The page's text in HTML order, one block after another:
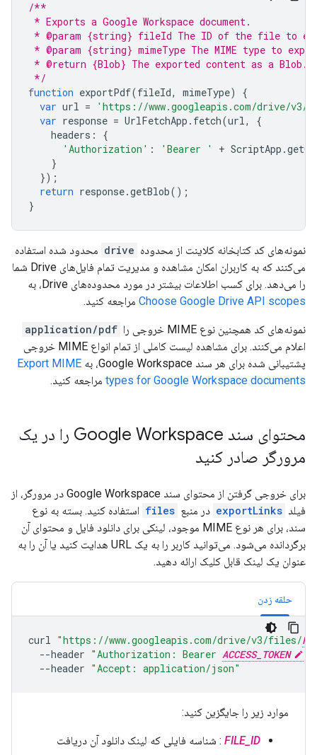
/**
* Exports a Google Workspace document.
* @param {string} fileId The ID of the file to
* @param {string} mimeType The MIME type to
* @return {Blob} The exported content as a Blob.
*/
function exportPdf(fileId, mimeType)
{
var url =
'https://www.googleapis.com/drive/
var response = UrlFetchApp . fetch(url,
{
headers :
{
'Authorization' : 'Bearer ' + ScriptApp .
}
});
return response.getBlob();
}
نمونه‌های کد کتابخانه کلاینت از محدوده drive محدود شده استفاده
می‌کنند که به کاربران امکان مشاهده و مدیریت تمام فایل‌های Drive شما
را می‌دهد. برای کسب اطلاعات بیشتر در مورد محدوده‌های Drive، به
Choose Google Drive API scopes مراجعه کنید.
نمونه‌های کد همچنین نوع MIME خروجی را
application/pdf
اعلام می‌کنند. برای مشاهده لیست کاملی از تمام انواع MIME خروجی
پشتیبانی شده برای هر سند Google Workspace، به
Export MIME
types for Google Workspace documents مراجعه کنید.
محتوای سند Google Workspace را در یک
مرورگر صادر کنید
برای خروجی گرفتن از محتوای سند Google Workspace در مرورگر، از
فیلد exportLinks در منبع files استفاده کنید. بسته به نوع
سند، برای هر نوع MIME موجود، لینکی برای دانلود فایل و محتوای آن
برگردانده می‌شود. می‌توانید کاربر را به یک URL هدایت کنید یا آن را به
عنوان یک لینک قابل کلیک ارائه دهید.
حلقه زدن
curl "https://www.googleapis.com/drive/v3/files/
--header "Authorization: Bearer ACCESS_TOKEN
--header "Accept: application/json"
موارد زیر را جایگزین کنید:
FILE_ID : شناسه فایلی که لینک دانلود آن دریافت